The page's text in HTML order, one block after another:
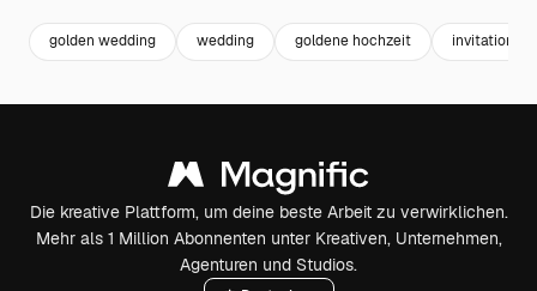
golden wedding wedding goldene hochzeit invitation
Die kreative Plattform, um deine beste Arbeit zu verwirklichen.
Mehr als 1 Million Abonnenten unter Kreativen, Unternehmen,
Agenturen und Studios.